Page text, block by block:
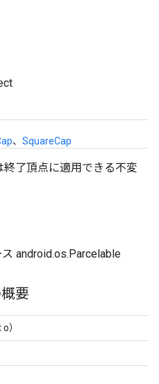
、 SquareCap
終了頂点に適用できる不変
android.os.Parcelable
要
）